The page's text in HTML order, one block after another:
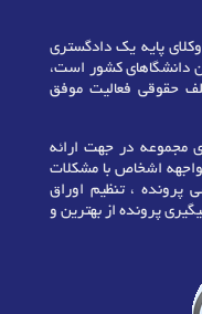
پایه یک دادگستری
دانشگاهای کشور است،
حقوقی فعالیت موفق
مجموعه در جهت ارائه
اشخاص با مشکلات
پرونده ، تنظیم اوراق
پرونده از بهترین و